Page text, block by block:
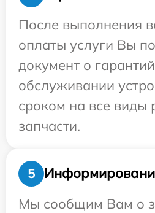
После выполнения
оплаты услуги Вы
документ о
обслуживании
сроком на все виды
запчасти.
5
Мы сообщим Вам о